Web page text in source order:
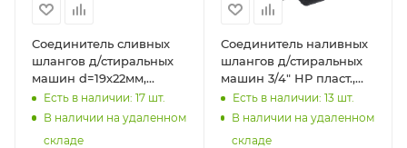
Соединитель сливных
шлангов д/стиральных
машин d=19х22мм,
пласт., тов-137838
Есть в наличии: 17 шт.
В наличии на удаленном
складе
Соединитель наливных
шлангов д/стиральных
машин 3/4" НР пласт.,
тов-138439
Есть в наличии: 13шт.
В наличии на удаленном
складе